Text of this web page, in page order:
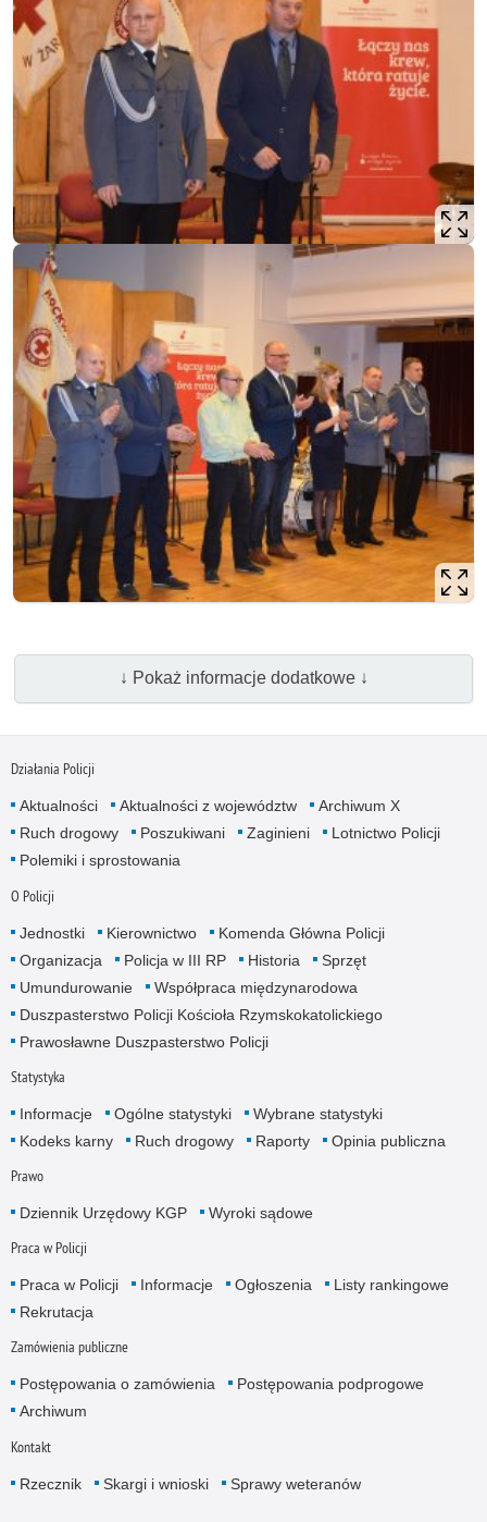
↓ Pokaż informacje dodatkowe ↓
Działania Policji
Aktualności Aktualności z województw
Archiwum X
Ruch drogowy
Poszukiwani Zaginieni
Lotnictwo Policji
Polemiki i sprostowania
O Policji
Jednostki Kierownictwo
Komenda Główna Policji
Organizacja
Policja w III RP Historia
Sprzęt
Umundurowanie
Współpraca międzynarodowa
Duszpasterstwo Policji Kościoła Rzymskokatolickiego
Prawosławne Duszpasterstwo Policji
Statystyka
Informacje Ogólne statystyki
Wybrane statystyki
Kodeks karny
Ruch drogowy Raporty Opinia publiczna
Prawo
Dziennik Urzędowy KGP Wyroki sądowe
Praca w Policji
Praca w Policji Informacje Ogłoszenia
Listy rankingowe
Rekrutacja
Zamówienia publiczne
Postępowania o zamówienia
Postępowania podprogowe
Archiwum
Kontakt
Rzecznik Skargi i wnioski Sprawy weteranów